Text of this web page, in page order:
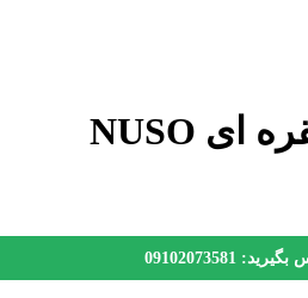
سیگار نوسو نقره ای NUSO